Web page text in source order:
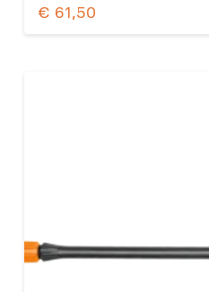
€ 61,50